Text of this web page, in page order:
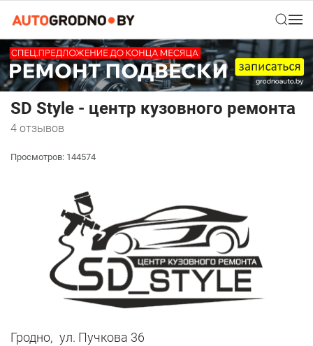
SD Style - центр кузовного ремонта
4 отзывов
Просмотров: 144574
Гродно, ул. Пучкова 36